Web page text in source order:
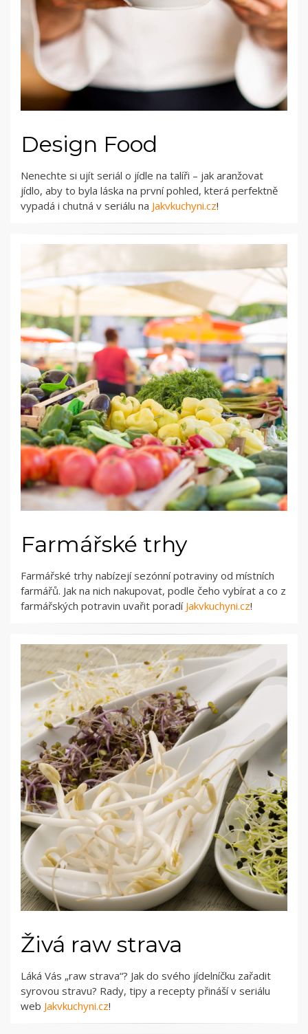
Design Food
Nenechte si ujít seriál o jídle na talíři – jak aranžovat
jídlo, aby to byla láska na první pohled, která perfektně
vypadá i chutná v seriálu na Jakvkuchyni.cz!
Farmářské trhy
Farmářské trhy nabízejí sezónní potraviny od místních
farmářů. Jak na nich nakupovat, podle čeho vybírat a co z
farmářských potravin uvařit poradí Jakvkuchyni.cz!
Živá raw strava
Láká Vás „raw strava“? Jak do svého jídelníčku zařadit
syrovou stravu? Rady, tipy a recepty přináší v seriálu
web Jakvkuchyni.cz!